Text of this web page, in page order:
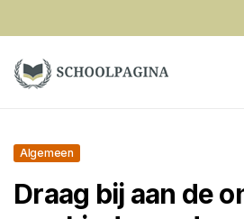
Algemeen
Draag bij aan de